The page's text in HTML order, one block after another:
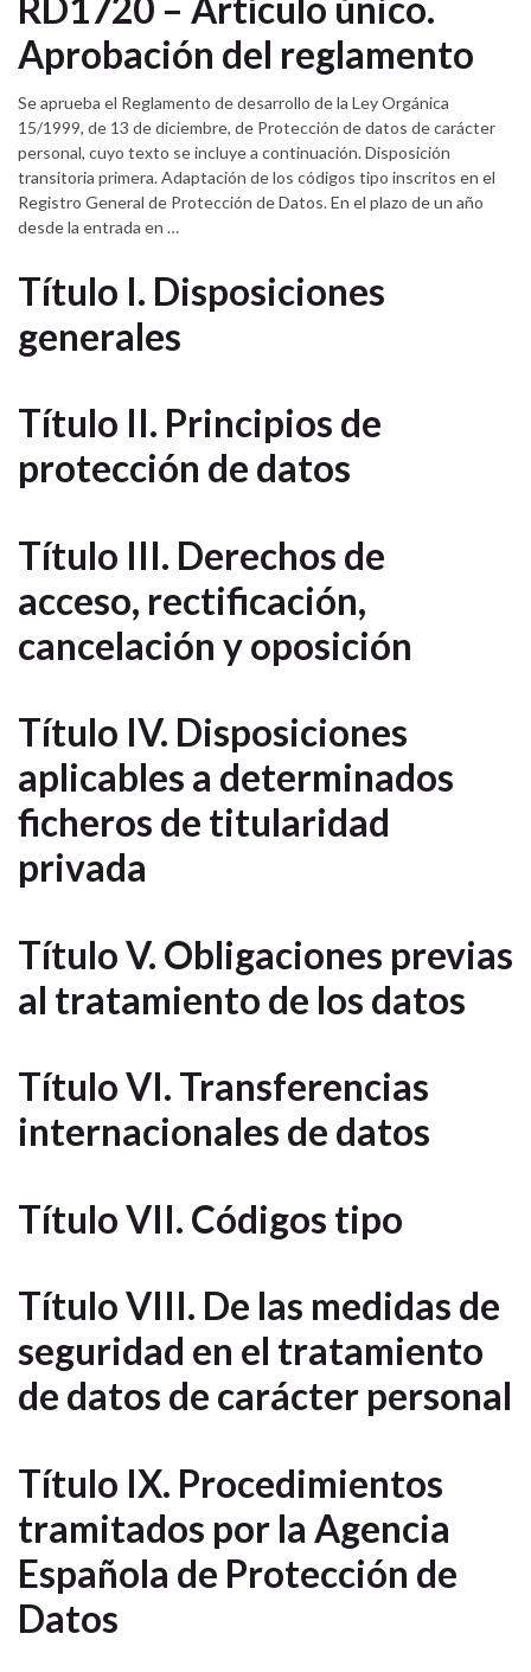
RD1720 – Artículo único.
Aprobación del reglamento
Se aprueba el Reglamento de desarrollo de la Ley Orgánica
15/1999, de 13 de diciembre, de Protección de datos de carácter
personal, cuyo texto se incluye a continuación. Disposición
transitoria primera. Adaptación de los códigos tipo inscritos en el
Registro General de Protección de Datos. En el plazo de un año
desde la entrada en …
Título I. Disposiciones
generales
Título II. Principios de
protección de datos
Título III. Derechos de
acceso, rectificación,
cancelación y oposición
Título IV. Disposiciones
aplicables a determinados
ficheros de titularidad
privada
Título V. Obligaciones previas
al tratamiento de los datos
Título VI. Transferencias
internacionales de datos
Título VII. Códigos tipo
Título VIII. De las medidas de
seguridad en el tratamiento
de datos de carácter personal
Título IX. Procedimientos
tramitados por la Agencia
Española de Protección de
Datos